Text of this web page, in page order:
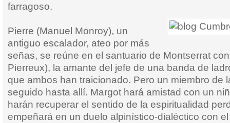
farragoso.
Pierre (Manuel Monroy), un
antiguo escalador, ateo por más
señas, se reúne en el santuario de Montserrat
Pierreux), la amante del jefe de una banda de
que ambos han traicionado. Pero un miembro de
seguido hasta allí. Margot hará amistad con un
harán recuperar el sentido de la espiritualidad
empeñará en un duelo alpinístico-dialéctico con